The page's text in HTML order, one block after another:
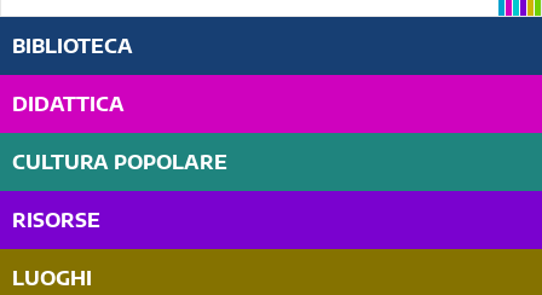
BIBLIOTECA
DIDATTICA
CULTURA POPOLARE
RISORSE
LUOGHI